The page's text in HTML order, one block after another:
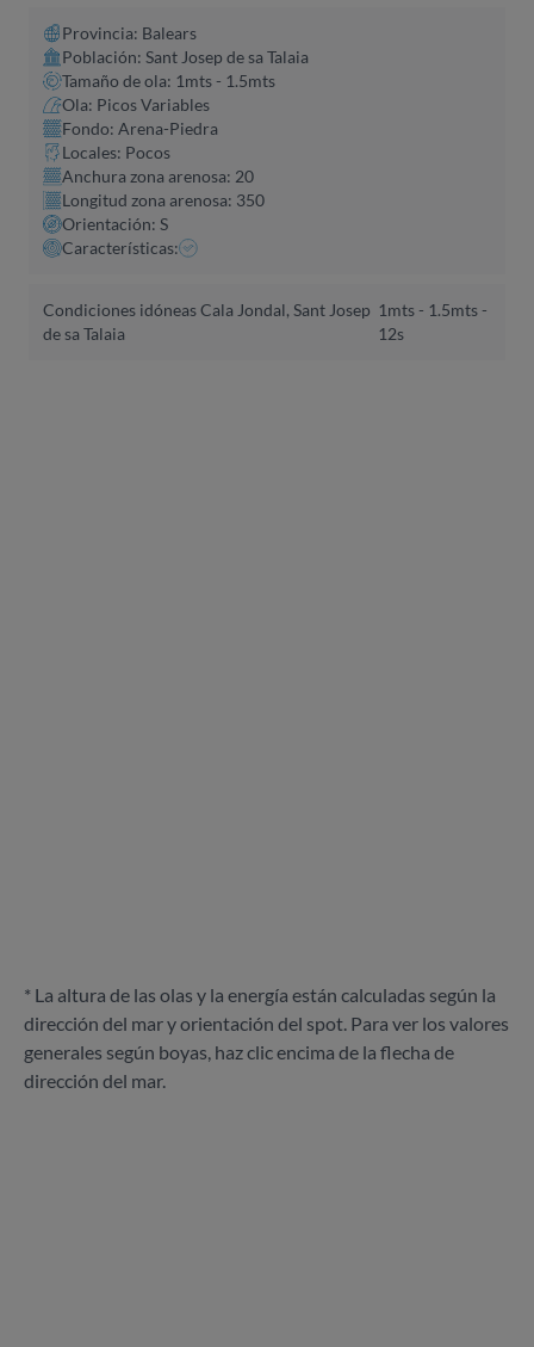
Provincia: Balears
Población: Sant Josep de sa Talaia
Tamaño de ola: 1mts - 1.5mts
Ola: Picos Variables
Fondo: Arena-Piedra
Locales: Pocos
Anchura zona arenosa: 20
Longitud zona arenosa: 350
Orientación: S
Características:
Condiciones idóneas Cala Jondal, Sant Josep
de sa Talaia
1mts - 1.5mts -
12s
* La altura de las olas y la energía están calculadas según la
dirección del mar y orientación del spot. Para ver los valores
generales según boyas, haz clic encima de la flecha de
dirección del mar.